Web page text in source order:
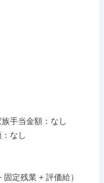
手当金額：なし
なし
定残業 + 評価給）